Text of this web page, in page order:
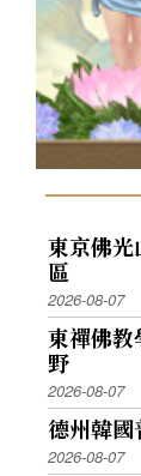
東京佛
區
2026-08-07
東禪佛
野
2026-08-07
德州韓
2026-08-07